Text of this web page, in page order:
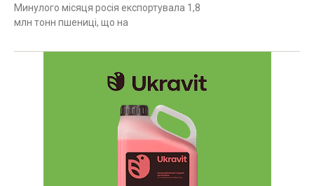
Минулого місяця росія експортувала 1,8
млн тонн пшениці, що на